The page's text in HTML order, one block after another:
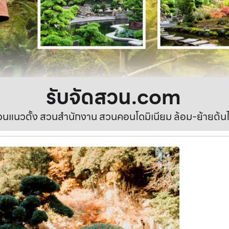
รับจัดสวน.com
แนวตั้ง สวนสำนักงาน สวนคอนโดมิเนียม ล้อม-ย้ายต้น